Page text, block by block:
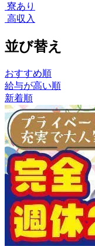
寮あり
高収入
並び替え
おすすめ順
給与が高い順
新着順